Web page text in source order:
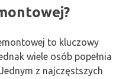
to kluczowy
wiele osób popełnia
z najczęstszych